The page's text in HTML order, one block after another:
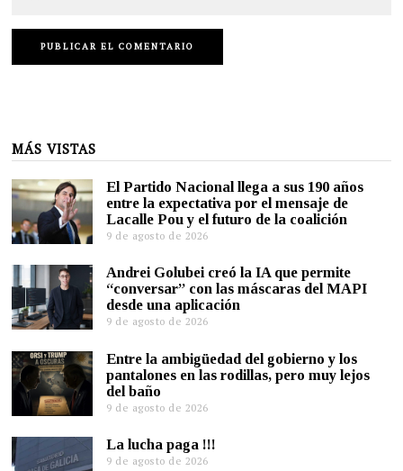
MÁS VISTAS
El Partido Nacional llega a sus 190 años
entre la expectativa por el mensaje de
Lacalle Pou y el futuro de la coalición
9 de agosto de 2026
Andrei Golubei creó la IA que permite
“conversar” con las máscaras del MAPI
desde una aplicación
9 de agosto de 2026
Entre la ambigüedad del gobierno y los
pantalones en las rodillas, pero muy lejos
del baño
9 de agosto de 2026
La lucha paga !!!
9 de agosto de 2026